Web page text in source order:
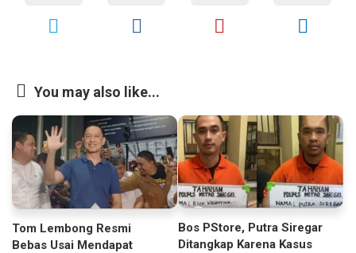
You may also like...
Tom Lembong Resmi
Bebas Usai Mendapat
Bos PStore, Putra Siregar
Ditangkap Karena Kasus